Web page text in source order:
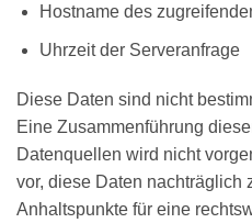
Hostname des
Uhrzeit der Serveranfrage
Diese Daten sind nicht
Eine Zusammenführung
Datenquellen wird nicht
vor, diese Daten nachträglich
Anhaltspunkte für eine